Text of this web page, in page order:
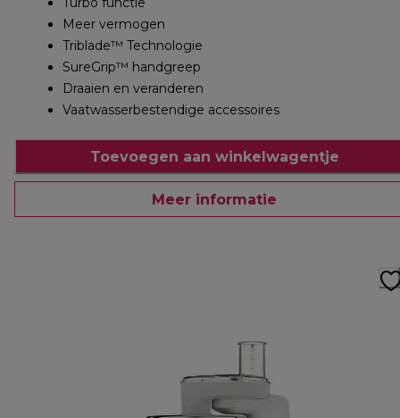
Meer vermogen
Triblade™ Technologie
SureGrip™ handgreep
Draaien en veranderen
Vaatwasserbestendige accessoires
Toevoegen aan winkelwagentje
Meer informatie